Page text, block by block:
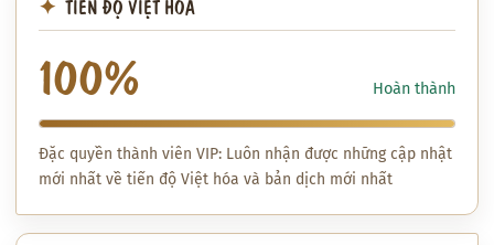
TIẾN ĐỘ VIỆT HÓA
100% Hoàn thành
Đặc quyền thành viên VIP: Luôn nhận được những cập nhật
mới nhất về tiến độ Việt hóa và bản dịch mới nhất